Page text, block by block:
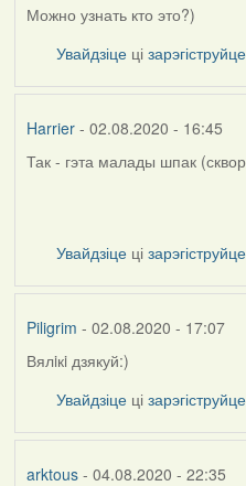
Можно узнать кто это?)
Увайдзіце ці
Harrier- 02.08.2020 - 16:45
In
Piligrim
Так - гэта малады шпак
Увайдзіце ці
Piligrim - 02.08.2020 - 17:07
In
reply
by
Вялiкi дзякуй:)
Увайдзіце ці
arktous- 04.08.2020 - 22:35